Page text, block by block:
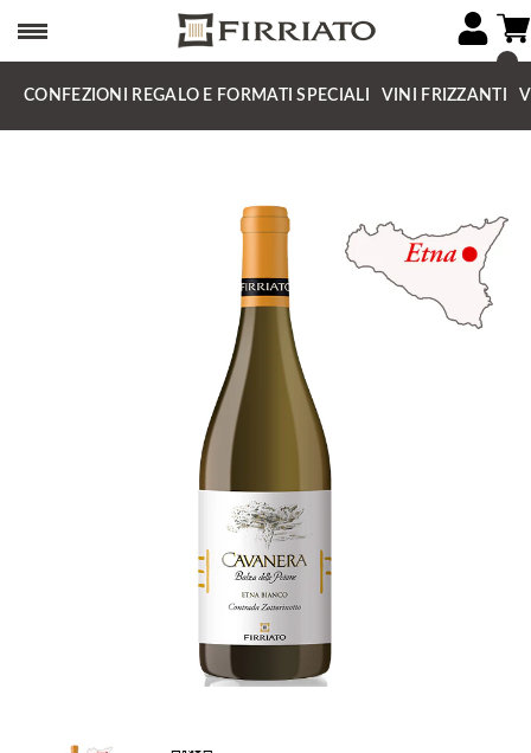
CONFEZIONI REGALO E FORMATI SPECIALI VINI FRIZZANTI